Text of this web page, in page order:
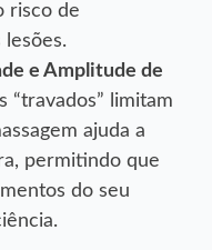
risco de
e Amplitude de
“travados” limitam
ajuda a
permitindo que
do seu